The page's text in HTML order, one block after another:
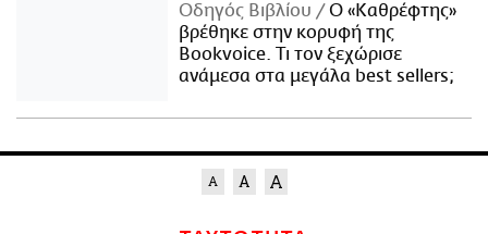
Οδηγός Βιβλίου
Ο «Καθρέφτης»
βρέθηκε στην κορυφή της
Bookvoice. Τι τον ξεχώρισε
ανάμεσα στα μεγάλα best sellers;